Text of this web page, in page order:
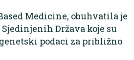
Medicine, obuhvatila je
Država koje su
podaci za približno